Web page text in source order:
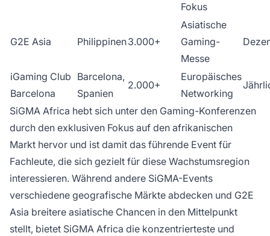
Fokus
G2E Asia Philippinen3.000+
Asiatische
Gaming-
Messe
iGaming Club
Barcelona
Barcelona,
Spanien
2.000+
Europäisches
Networking
SiGMA Africa hebt sich unter den Gaming-Konferenzen
durch den exklusiven Fokus auf den afrikanischen
Markt hervor und ist damit das führende Event für
Fachleute, die sich gezielt für diese Wachstumsregion
interessieren. Während andere SiGMA-Events
verschiedene geografische Märkte abdecken und G2E
Asia breitere asiatische Chancen in den Mittelpunkt
stellt, bietet SiGMA Africa die konzentrierteste und